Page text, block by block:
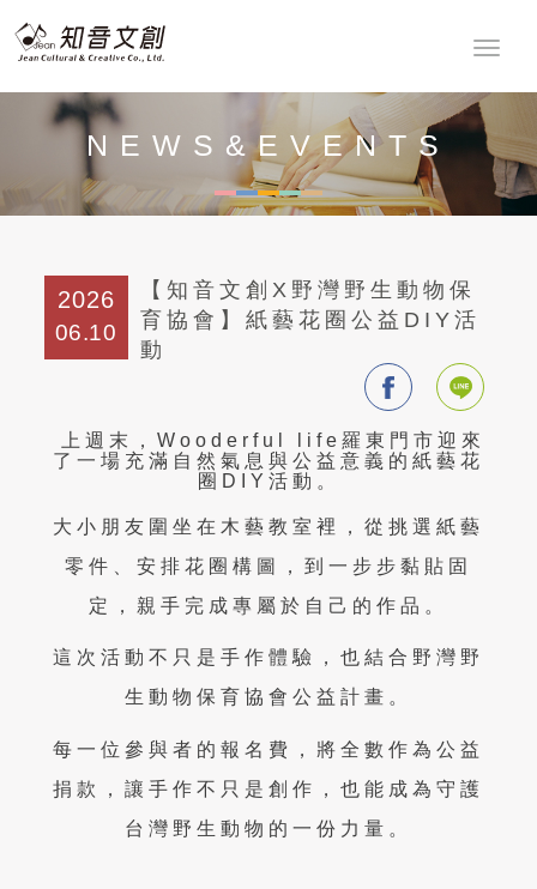
NEWS&EVENTS
2026
06.10
【知音文創X野灣野生動物保
育協會】紙藝花圈公益DIY活
動
上週末， Wooderful life 羅東門市迎來
了一場充滿自然氣息與公益意義的紙藝花
圈 DIY 活動。
大小朋友圍坐在木藝教室裡，從挑選紙藝
零件、安排花圈構圖，到一步步黏貼固
定，親手完成專屬於自己的作品。
這次活動不只是手作體驗，也結合野灣野
生動物保育協會公益計畫。
每一位參與者的報名費，將全數作為公益
捐款，讓手作不只是創作，也能成為守護
台灣野生動物的一份力量。